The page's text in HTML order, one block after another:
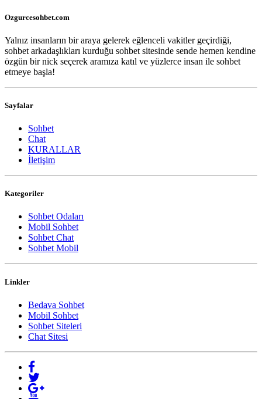
Ozgurcesohbet.com
Yalnız insanların bir araya gelerek eğlenceli vakitler geçirdiği,
sohbet arkadaşlıkları kurduğu sohbet sitesinde sende hemen kendine
özgün bir nick seçerek aramıza katıl ve yüzlerce insan ile sohbet
etmeye başla!
Sayfalar
Sohbet
Chat
KURALLAR
İletişim
Kategoriler
Sohbet Odaları
Mobil Sohbet
Sohbet Chat
Sohbet Mobil
Linkler
Bedava Sohbet
Mobil Sohbet
Sohbet Siteleri
Chat Sitesi